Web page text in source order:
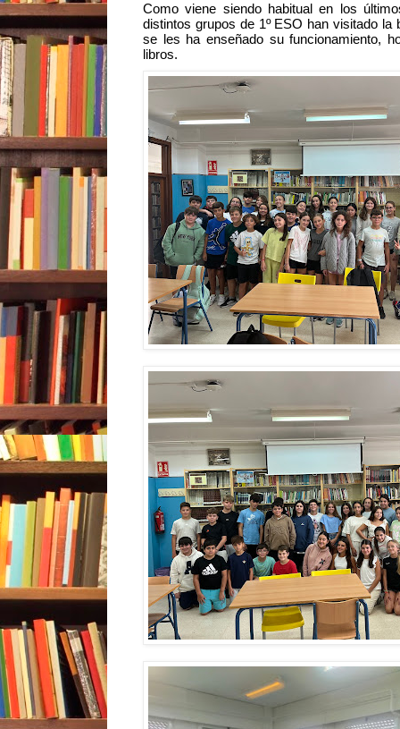
Como viene siendo habitual en los
distintos grupos de 1º ESO han visitado la
se les ha enseñado su funcionamiento,
libros.